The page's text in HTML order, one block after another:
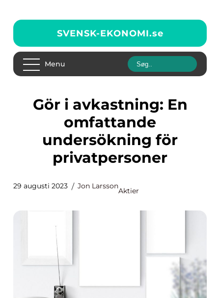
SVENSK-EKONOMI.se
Menu
Gör i avkastning: En
omfattande
undersökning för
privatpersoner
29 augusti 2023 Jon Larsson
Aktier